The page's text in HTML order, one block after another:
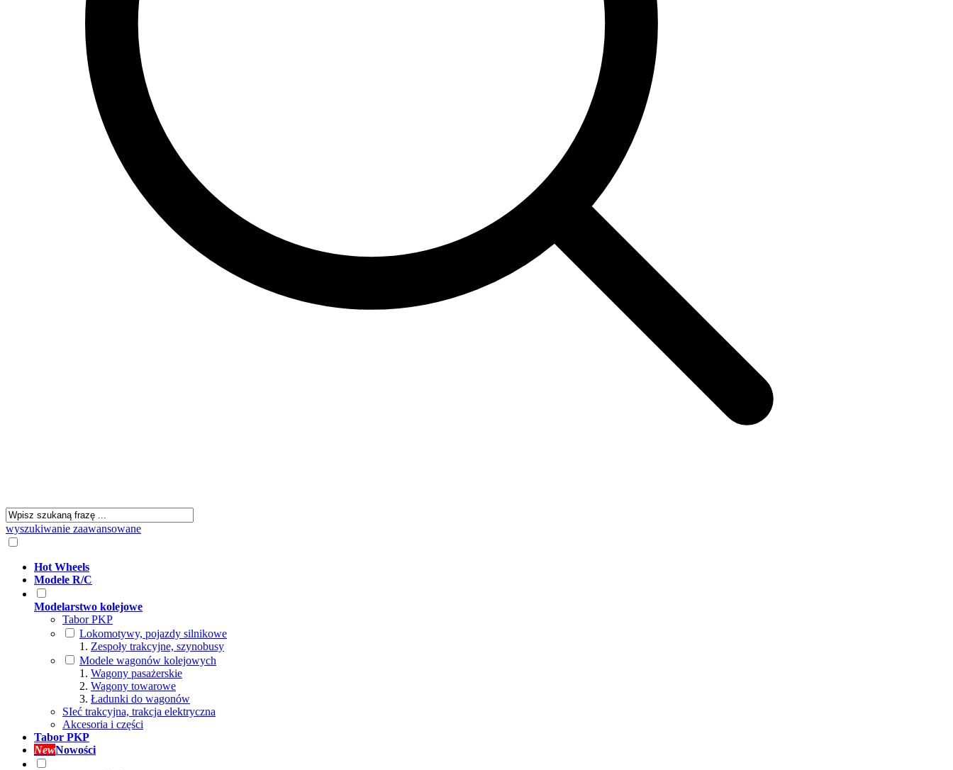
wyszukiwanie zaawansowane
Hot Wheels
Modele R/C
Modelarstwo kolejowe
Tabor PKP
Lokomotywy, pojazdy silnikowe
Zespoły trakcyjne, szynobusy
Modele wagonów kolejowych
Wagony pasażerskie
Wagony towarowe
Ładunki do wagonów
SIeć trakcyjna, trakcja elektryczna
Akcesoria i części
Tabor PKP
NewNowości